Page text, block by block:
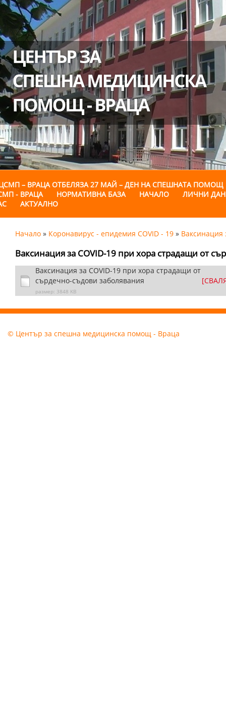
– ВРАЦА ОТБЕЛЯЗА 27 МАЙ – ДЕН НА СПЕШНАТА ПОМОЩ
- ВРАЦА
НОРМАТИВНА БАЗА НАЧАЛО
ЛИЧНИ
АКТУАЛНО
Начало » Коронавирус - епидемия COVID - 19 » Ваксинация
Ваксинация за COVID-19 при хора страдащи от
Ваксинация за COVID-19 при хора страдащи от
сърдечно-съдови заболявания
размер: 3848 KB
© Център за спешна медицинска помощ - Враца